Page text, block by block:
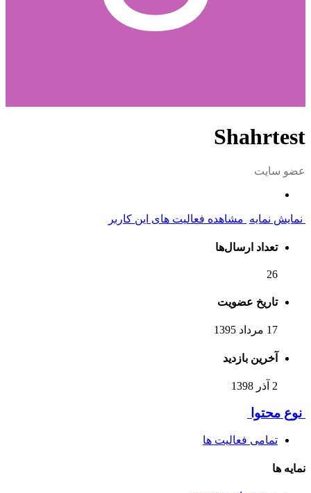
Shahrtest
عضو سایت
نمایش نمایه مشاهده فعالیت های این کاربر
تعداد ارسال‌ها
26
تاریخ عضویت
17 مرداد 1395
آخرین بازدید
2 آذر 1398
نوع محتوا
تمامی فعالیت ها
نمایه ها